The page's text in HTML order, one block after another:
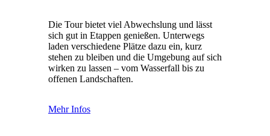
Die Tour bietet viel Abwechslung und lässt
sich gut in Etappen genießen. Unterwegs
laden verschiedene Plätze dazu ein, kurz
stehen zu bleiben und die Umgebung auf sich
wirken zu lassen – vom Wasserfall bis zu
offenen Landschaften.
Mehr Infos